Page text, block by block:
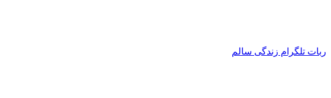
ربات تلگرام زندگی سالم